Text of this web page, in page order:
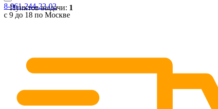
Пунктов выдачи: 1
8-961-244-22-02
с 9 до 18 по Москве